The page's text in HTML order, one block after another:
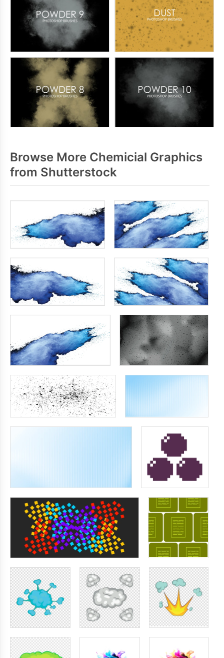
Browse More Chemicial Graphics
from Shutterstock